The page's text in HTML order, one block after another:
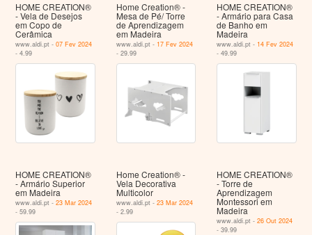
HOME CREATION®
- Vela de Desejos
em Copo de
Cerâmica
www.aldi.pt -07 Fev 2024
- 4.99
Home Creation® -
Mesa de Pé/ Torre
de Aprendizagem
em Madeira
www.aldi.pt - 17 Fev 2024
- 29.99
HOME CREATION®
- Armário para Casa
de Banho em
Madeira
www.aldi.pt - 14 Fev 2024
- 49.99
HOME CREATION®
- Armário Superior
em Madeira
www.aldi.pt -23 Mar 2024
- 59.99
Home Creation® -
Vela Decorativa
Multicolor
www.aldi.pt - 23 Mar 2024
- 2.99
HOME CREATION®
- Torre de
Aprendizagem
Montessori em
Madeira
www.aldi.pt -26 Out 2024
- 39.99